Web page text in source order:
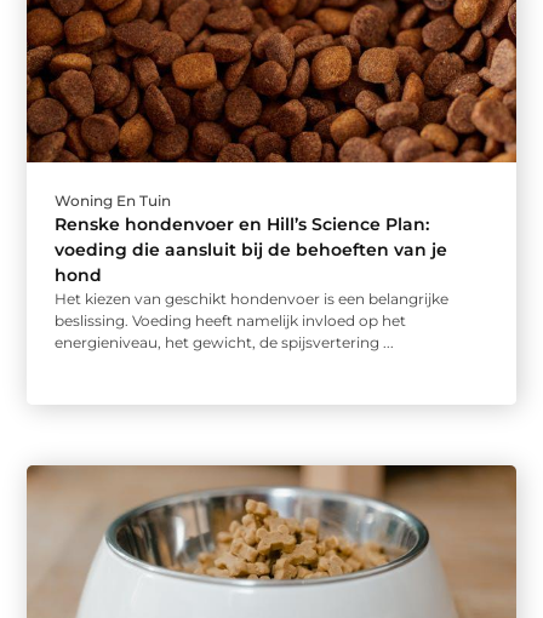
Woning En Tuin
Renske hondenvoer en Hill’s Science Plan:
voeding die aansluit bij de behoeften van je
hond
Het kiezen van geschikt hondenvoer is een belangrijke
beslissing. Voeding heeft namelijk invloed op het
energieniveau, het gewicht, de spijsvertering ...